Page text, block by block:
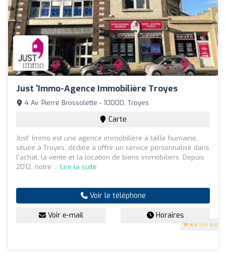
Just 'Immo-Agence Immobilière Troyes
4.6 (141 avis)
4 Av. Pierre Brossolette - 10000, Troyes
Carte
Just' Immo est une agence immobilière à taille humaine,
située à Troyes, dédiée à offrir un service personnalisé dans
l'achat, la vente et la location de biens immobiliers. Depuis
2012, notre ... Lire la suite
Voir le téléphone
Voir e-mail Horaires